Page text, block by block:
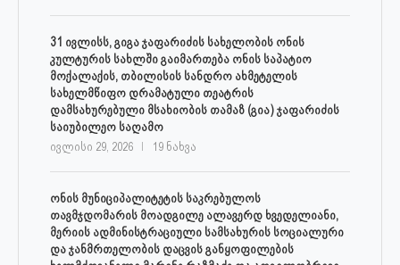
31 ივლისს, გიგა ჯაფარიძის სახელობის ონის
კულტურის სახლში გაიმართება ონის საპატიო
მოქალაქის, თბილისის სანდრო ახმეტელის
სახელმწიფო დრამატული თეატრის
დამსახურებული მსახიობის თამაზ (გია) ჯაფარიძის
საიუბილეო საღამო
ივლისი 29, 2026 19 ნახვა
ონის მუნიციპალიტეტის საკრებულოს
თავმჯდომარის მოადგილე ალავერდ ხვედელიანი,
მერიის ადმინისტრაციული სამსახურის სოციალური
და ჯანმრთელობის დაცვის განყოფილების